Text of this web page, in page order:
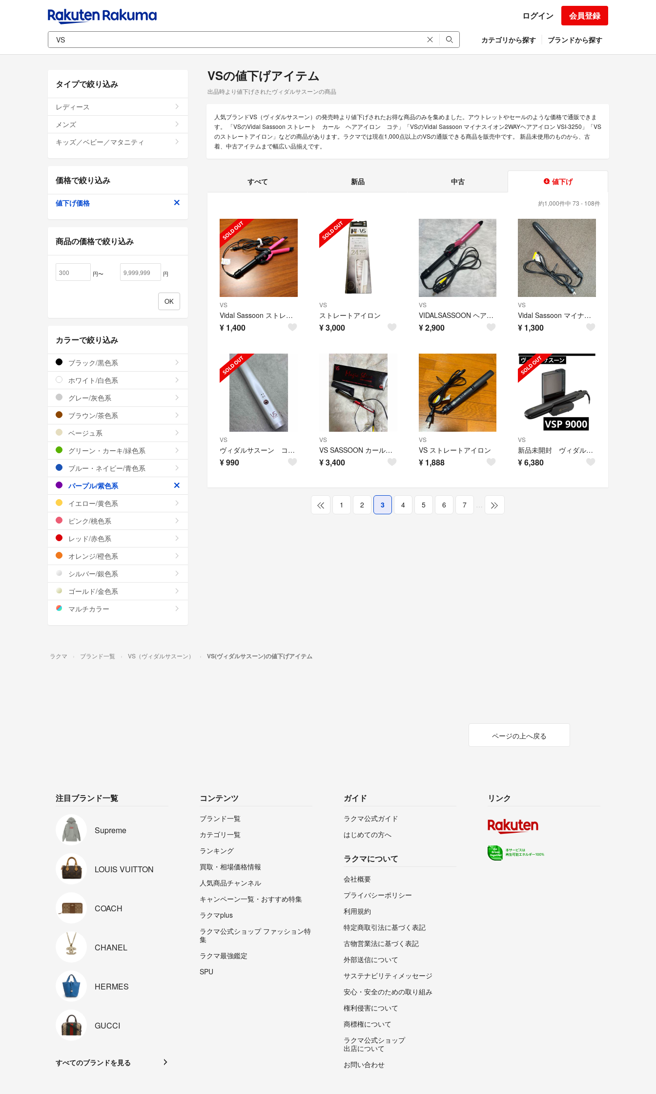
ログイン 会員登録
カテゴリから探す ブランドから探す
VSの値下げアイテム
出品時より値下げされたヴィダルサスーンの商品
人気ブランドVS（ヴィダルサスーン）の発売時より値下げされたお得な商品のみを集めました。アウトレットやセールのような価格で通販できま
す。 「VSのVidal Sassoon ストレート カール ヘアアイロン コテ」「VSのVidal Sassoon マイナスイオン2WAYヘアアイロン VSI-3250」「VS
のストレートアイロン」などの商品があります。ラクマでは現在1,000点以上のVSの通販できる商品を販売中です。 新品未使用のものから、古
着、中古アイテムまで幅広い品揃えです。
すべて 新品 中古 値下げ
約1,000件中 73 - 108件
VS
Vidal Sassoon ストレート カール ヘアアイロン コテ
¥ 1,400
VS
ストレートアイロン
¥3,000
VS
VIDALSASSOON ヘアアイロン
¥2,900
VS
Vidal Sassoon マイナスイオン2WAYヘアアイロン VSI-325…
¥ 1,300
VS
ヴィダルサスーン コードレス ストレートヘアアイロン ホワイト 本体のみ
¥990
VS
VS SASSOON カールアイロン マジックシャイン ヘアアイロン VSI-3
¥3,400
VS
VS ストレートアイロン
¥ 1,888
VS
新品未開封 ヴィダルサスーン VSP 9000 スチームストレートヘアアイロン⑥
¥6,380
1 2 3 4 5 6 7
タイプで絞り込み
レディース
メンズ
キッズ／ベビー／マタニティ
価格で絞り込み
値下げ価格
商品の価格で絞り込み
円〜 円
カラーで絞り込み
ブラック/黒色系
ホワイト/白色系
グレー/灰色系
ブラウン/茶色系
ベージュ系
グリーン・カーキ/緑色系
ブルー・ネイビー/青色系
パープル/紫色系
イエロー/黄色系
ピンク/桃色系
レッド/赤色系
オレンジ/橙色系
シルバー/銀色系
ゴールド/金色系
マルチカラー
ラクマ ブランド一覧 VS（ヴィダルサスーン） VS(ヴィダルサスーン)の値下げアイテム
ページの上へ戻る
注目ブランド一覧
Supreme
LOUIS VUITTON
COACH
CHANEL
HERMES
GUCCI
すべてのブランドを見る
コンテンツ
ブランド一覧
カテゴリ一覧
ランキング
買取・相場価格情報
人気商品チャンネル
キャンペーン一覧・おすすめ特集
ラクマplus
ラクマ公式ショップ ファッション特
集
ラクマ最強鑑定
SPU
ガイド
ラクマ公式ガイド
はじめての方へ
ラクマについて
会社概要
プライバシーポリシー
利用規約
特定商取引法に基づく表記
古物営業法に基づく表記
外部送信について
サステナビリティメッセージ
安心・安全のための取り組み
権利侵害について
商標権について
ラクマ公式ショップ
出店について
お問い合わせ
リンク